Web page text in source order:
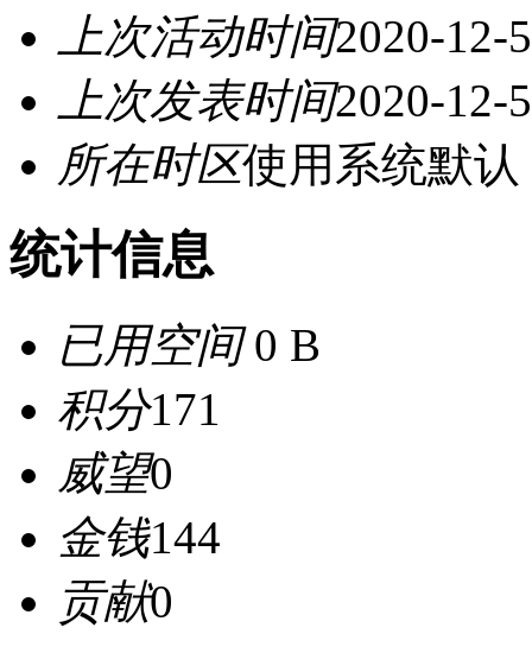
上次活动时间2020-12-
上次发表时间2020-12-
所在时区使用系统默认
统计信息
已用空间0 B
积分171
威望0
金钱144
贡献0